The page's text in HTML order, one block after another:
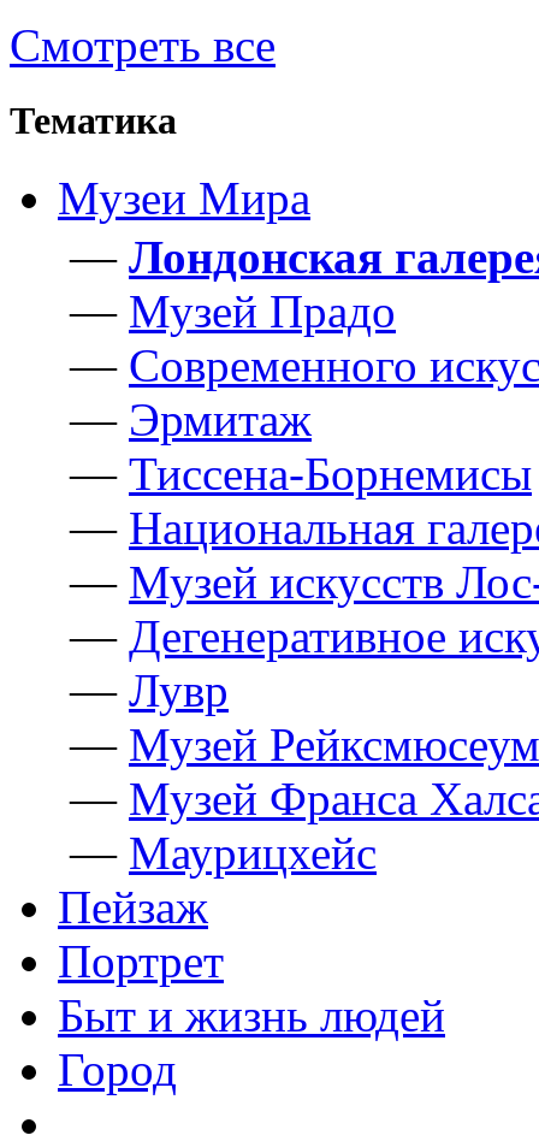
Смотреть все
Тематика
Музеи Мира
— Лондонская
— Музей Прадо
— Cовременного
— Эрмитаж
— Тиссена-Борнемисы
— Национальная
— Музей искусств
— Дегенеративное
— Лувр
— Музей Рейксмюсеум
— Музей Франса
— Маурицхейс
Пейзаж
Портрет
Быт и жизнь людей
Город